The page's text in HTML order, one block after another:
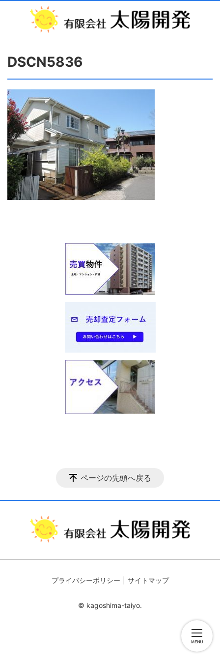
DSCN5836
ページの先頭へ戻る
プライバシーポリシー サイトマップ
© kagoshima-taiyo.